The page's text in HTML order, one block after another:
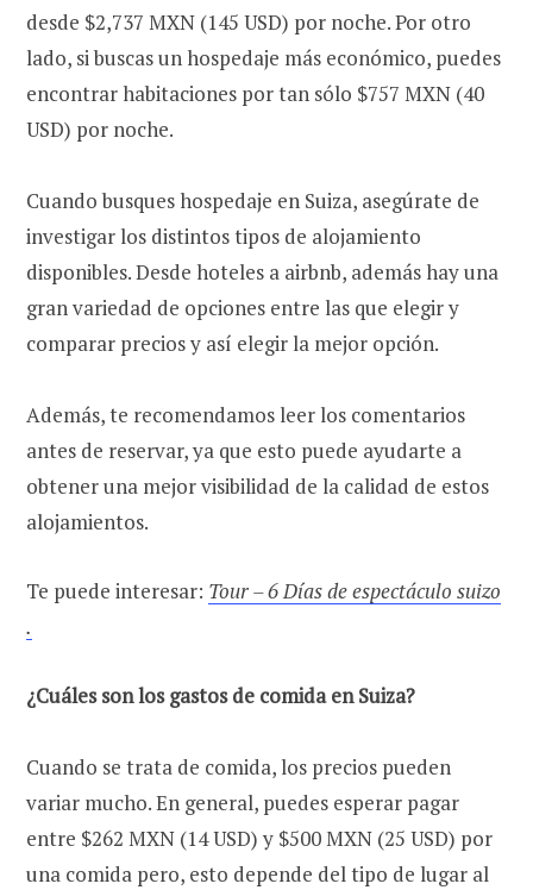
desde $2,737 MXN (145 USD) por noche. Por otro
lado, si buscas un hospedaje más económico, puedes
encontrar habitaciones por tan sólo $757 MXN (40
USD) por noche.
Cuando busques hospedaje en Suiza, asegúrate de
investigar los distintos tipos de alojamiento
disponibles. Desde hoteles a airbnb, además hay una
gran variedad de opciones entre las que elegir y
comparar precios y así elegir la mejor opción.
Además, te recomendamos leer los comentarios
antes de reservar, ya que esto puede ayudarte a
obtener una mejor visibilidad de la calidad de estos
alojamientos.
Te puede interesar: Tour – 6 Días de espectáculo suizo
.
¿Cuáles son los gastos de comida en Suiza?
Cuando se trata de comida, los precios pueden
variar mucho. En general, puedes esperar pagar
entre $262 MXN (14 USD) y $500 MXN (25 USD) por
una comida pero, esto depende del tipo de lugar al